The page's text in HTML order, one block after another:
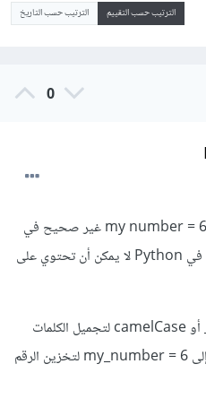
الترتيب حسب التقييم الترتيب حسب التاريخ
0
المشكلة تحديدًا في أن اسم المتغير my number = 6 غير صحيح في
Python لأن الأسماء (variables) في Python لا يمكن أن تحتوي على
بدلاً من ذلك، يجب عليك استخدام _ أو camelCase لتجميل الكلمات
في الأسماء. لذا، يمكنك تعديل الأمر إلى my_number = 6 لتخزين الرقم